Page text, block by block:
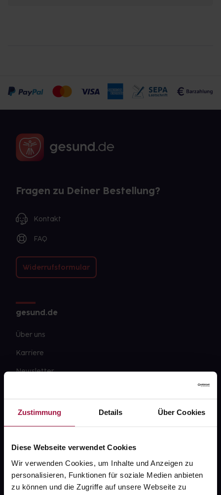
Zustimmung Details Über Cookies
Diese Webseite verwendet Cookies
Wir verwenden Cookies, um Inhalte und Anzeigen zu
personalisieren, Funktionen für soziale Medien anbieten
zu können und die Zugriffe auf unsere Webseite zu
Fragen zu Deiner Bestellung?
Kontakt
FAQ
Widerrufsformular
gesund.de
Über uns
Karriere
Newsletter
PAYBACK
gesund-versorger.de
Sanitätshäuser
Datenschutz